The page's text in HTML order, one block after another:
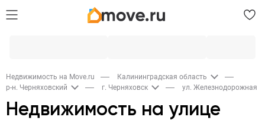
Недвижимость на Move.ru
Калининградская область
р-н. Черняховский
г. Черняховск ул. Железнодорожная
Недвижимость на улице